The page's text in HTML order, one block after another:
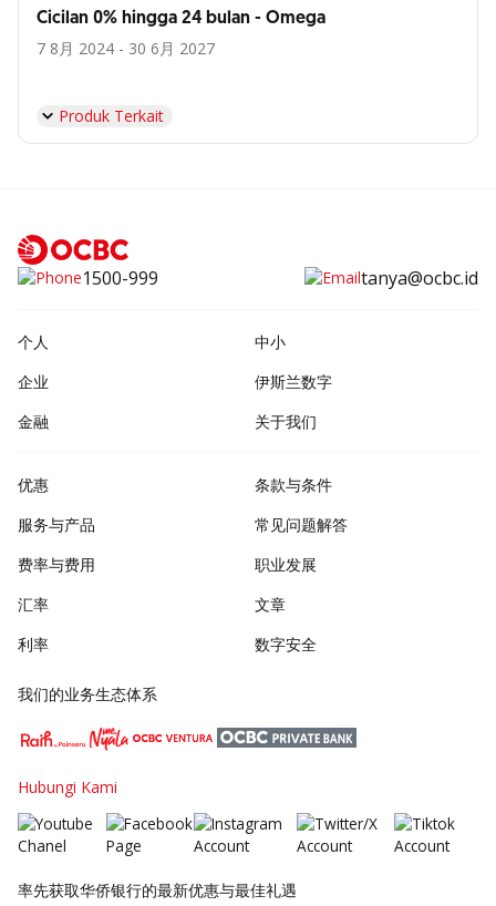
Cicilan 0% hingga 24 bulan - Omega
7 8月 2024 - 30 6月 2027
Produk Terkait
1500-999 tanya@ocbc.id
个人
中小
企业
伊斯兰数字
金融
关于我们
优惠
服务与产品
费率与费用
汇率
利率
条款与条件
常见问题解答
职业发展
文章
数字安全
我们的业务生态体系
Hubungi Kami
率先获取华侨银行的最新优惠与最佳礼遇